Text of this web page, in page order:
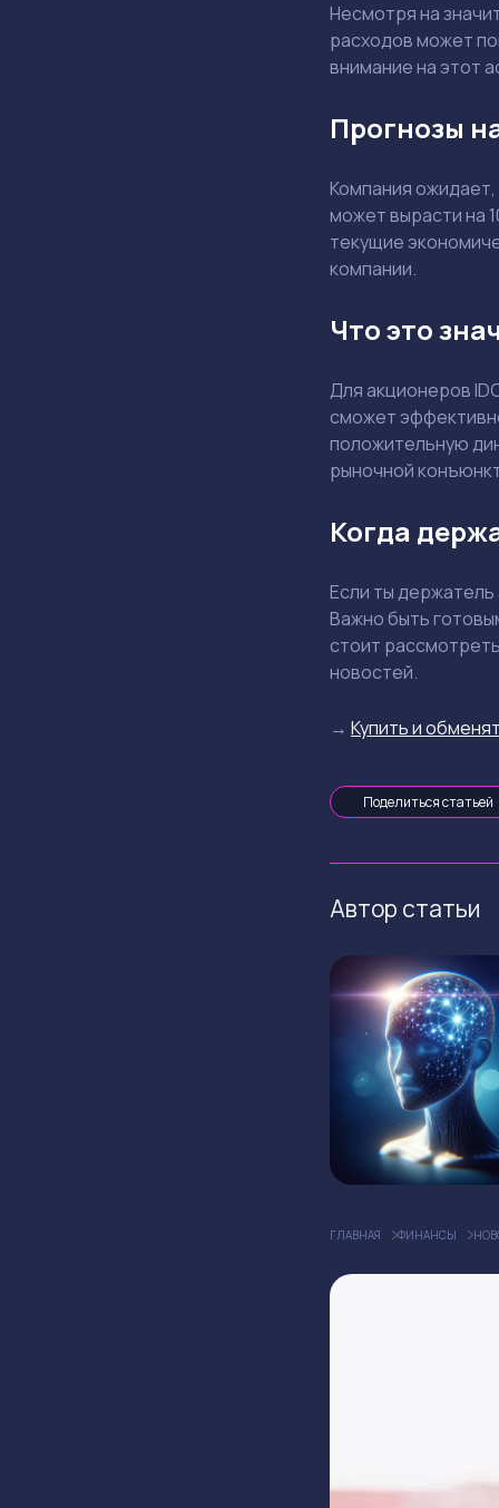
Несмотря на
расходов может
внимание на этот
Прогнозы
Компания
может вырасти на
текущие
компании.
Что это
Для акционеров
сможет
положительную
рыночной
Когда
Если ты
Важно быть
стоит
новостей.
→ Купить и
Поделиться статьей
Автор статьи
ГЛАВНАЯ ФИНАНСЫ